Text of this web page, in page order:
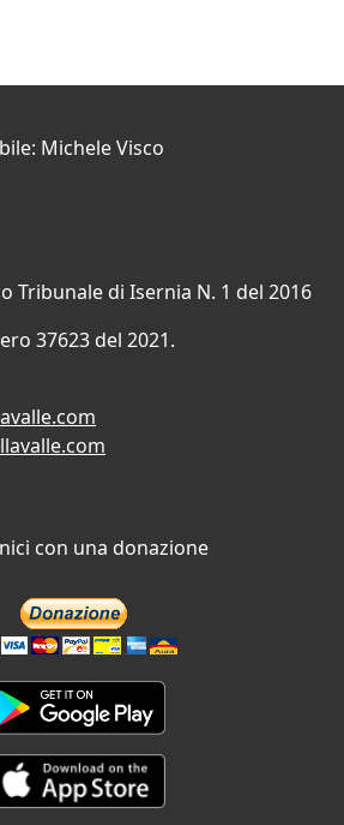
Michele Visco
Tribunale di Isernia N. 1 del 2016
37623 del 2021.
con una donazione